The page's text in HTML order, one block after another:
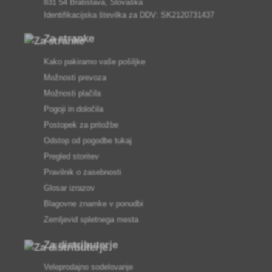
831 54 Bratislava, Slovaška
Identifikacijska številka za DDV: SK2120731437
Za stranke
Kako pakiramo vaše pošiljke
Možnosti prevoza
Možnosti plačila
Pogoji in določila
Postopek za pritožbe
Odstop od pogodbe tukaj
Pregled storitev
Pravilnik o zasebnosti
Glosar izrazov
Blagovne znamke v ponudbi
Zemljevid spletnega mesta
Za distributerje
Veleprodajno sodelovanje